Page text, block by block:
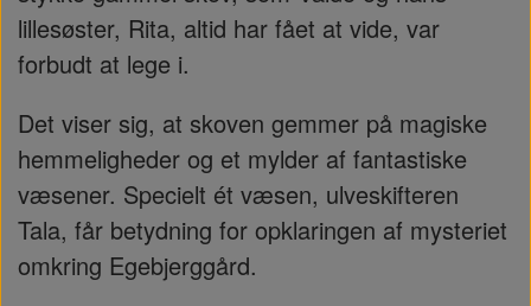
lillesøster, Rita, altid har fået at vide, var
forbudt at lege i.
Det viser sig, at skoven gemmer på magiske
hemmeligheder og et mylder af fantastiske
væsener. Specielt ét væsen, ulveskifteren
Tala, får betydning for opklaringen af mysteriet
omkring Egebjerggård.